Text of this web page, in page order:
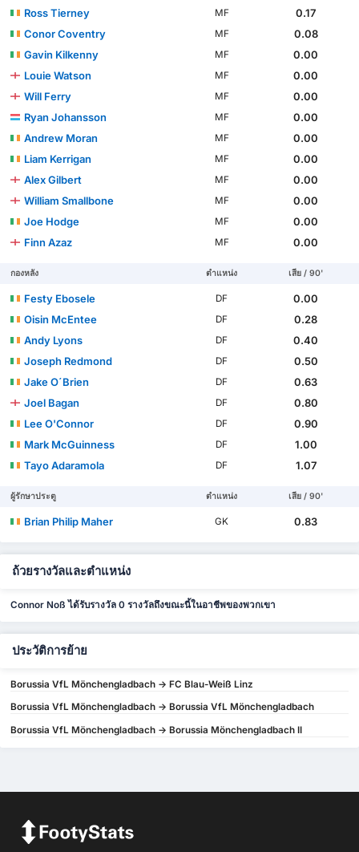
Ross Tierney
MF
0.17
Conor Coventry
MF
0.08
Gavin Kilkenny
MF
0.00
Louie Watson
MF
0.00
Will Ferry
MF
0.00
Ryan Johansson
MF
0.00
Andrew Moran
MF
0.00
Liam Kerrigan
MF
0.00
Alex Gilbert
MF
0.00
William Smallbone
MF
0.00
Joe Hodge
MF
0.00
Finn Azaz
MF 0.00
กองหลัง ตำแหน่ง เสีย / 90'
Festy Ebosele DF
0.00
Oisin McEntee
DF
0.28
Andy Lyons
DF
0.40
Joseph Redmond
DF
0.50
Jake O´Brien
DF
0.63
Joel Bagan
DF
0.80
Lee O'Connor
DF
0.90
Mark McGuinness
DF
1.00
Tayo Adaramola
DF 1.07
ผู้รักษาประตู ตำแหน่ง เสีย / 90'
Brian Philip Maher GK 0.83
ถ้วยรางวัลและตำแหน่ง
Connor Noß ได้รับรางวัล 0 รางวัลถึงขณะนี้ในอาชีพของพวกเขา
ประวัติการย้าย
Borussia VfL Mönchengladbach -> FC Blau-Weiß Linz
Borussia VfL Mönchengladbach -> Borussia VfL Mönchengladbach
Borussia VfL Mönchengladbach -> Borussia Mönchengladbach II